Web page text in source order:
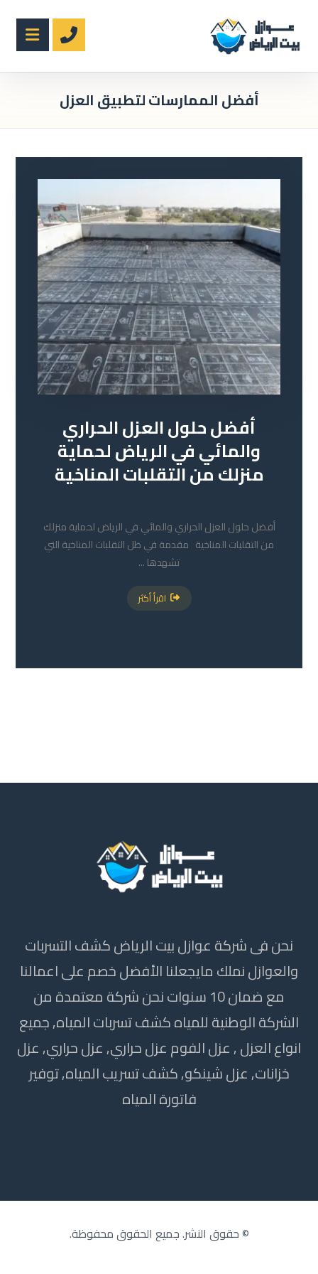
أفضل الممارسات لتطبيق العزل
أفضل حلول العزل الحراري
والمائي في الرياض لحماية
منزلك من التقلبات المناخية
أفضل حلول العزل الحراري والمائي في الرياض لحماية منزلك
من التقلبات المناخية مقدمة في ظل التقلبات المناخية التي
تشهدها ...
اقرأ أكثر
نحن فى شركة عوازل بيت الرياض كشف التسربات
والعوازل نملك مايجعلنا الأفضل خصم على اعمالنا
مع ضمان 10 سنوات نحن شركة معتمدة من
الشركة الوطنية للمياه كشف تسربات المياه, جميع
انواع العزل , عزل الفوم عزل حراري, عزل حراري, عزل
خزانات, عزل شينكو, كشف تسريب المياه, توفير
فاتورة المياه
© حقوق النشر. جميع الحقوق محفوظة.